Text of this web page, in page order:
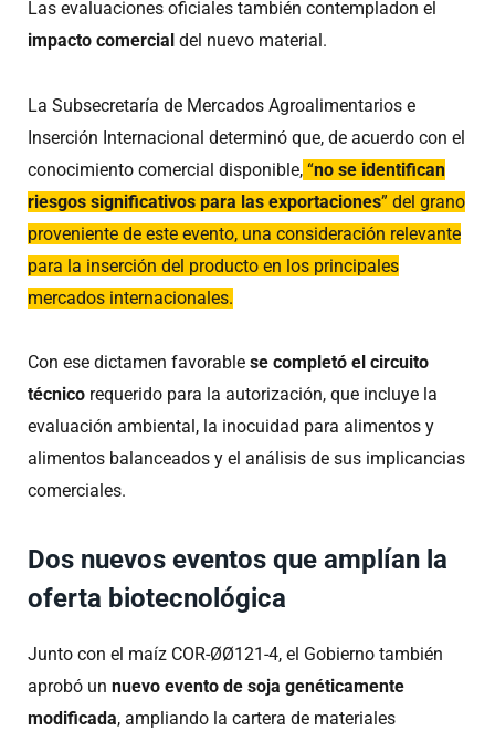
Las evaluaciones oficiales también contempladon el
impacto comercial del nuevo material.
La Subsecretaría de Mercados Agroalimentarios e
Inserción Internacional determinó que, de acuerdo con el
conocimiento comercial disponible, “no se identifican
riesgos significativos para las exportaciones” del grano
proveniente de este evento, una consideración relevante
para la inserción del producto en los principales
mercados internacionales.
Con ese dictamen favorable se completó el circuito
técnico requerido para la autorización, que incluye la
evaluación ambiental, la inocuidad para alimentos y
alimentos balanceados y el análisis de sus implicancias
comerciales.
Dos nuevos eventos que amplían la
oferta biotecnológica
Junto con el maíz COR-ØØ121-4, el Gobierno también
aprobó un nuevo evento de soja genéticamente
modificada, ampliando la cartera de materiales